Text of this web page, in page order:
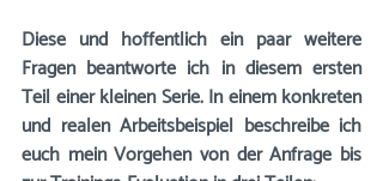
Diese und hoffentlich ein paar weitere
Fragen beantworte ich in diesem ersten
Teil einer kleinen Serie. In einem konkreten
und realen Arbeitsbeispiel beschreibe ich
euch mein Vorgehen von der Anfrage bis